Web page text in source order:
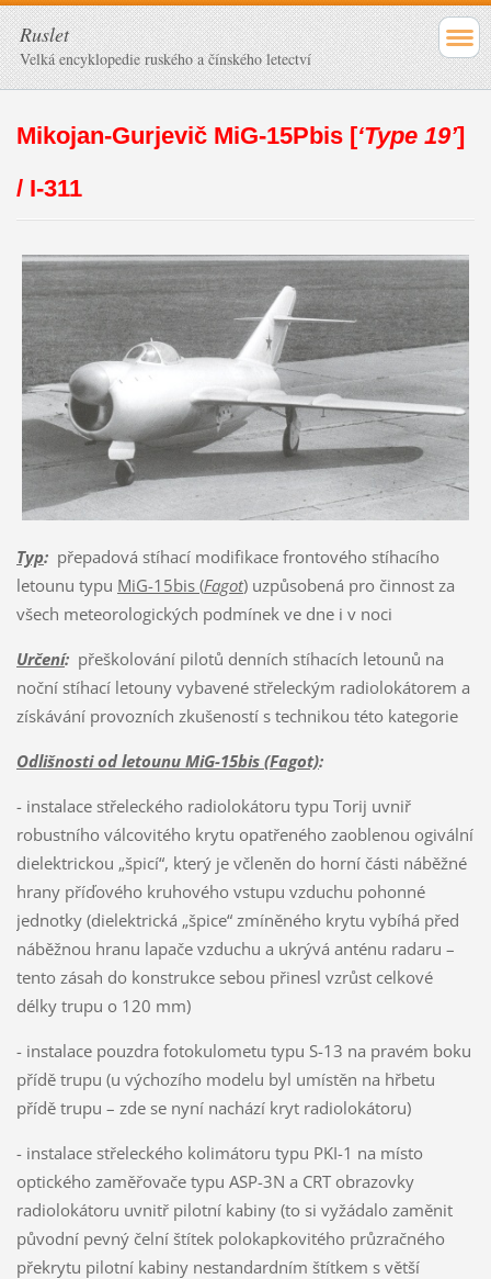
Ruslet
Velká encyklopedie ruského a čínského letectví
Mikojan-Gurjevič MiG-15Pbis [‘Type 19’]
/ I-311
Typ:přepadová stíhací modifikace frontového stíhacího
letounu typu MiG-15bis (Fagot)uzpůsobená pro činnost za
všech meteorologických podmínek ve dne i v noci
Určení:přeškolování pilotů denních stíhacích letounů na
noční stíhací letouny vybavené střeleckým radiolokátorem a
získávání provozních zkušeností s technikou této kategorie
Odlišnosti od letounu MiG-15bis (Fagot):
- instalace střeleckého radiolokátoru typu Torij uvniř
robustního válcovitého krytu opatřeného zaoblenou ogivální
dielektrickou „špicí“, který je včleněn do horní části náběžné
hrany příďového kruhového vstupu vzduchu pohonné
jednotky (dielektrická „špice“ zmíněného krytu vybíhá před
náběžnou hranu lapače vzduchu a ukrývá anténu radaru –
tento zásah do konstrukce sebou přinesl vzrůst celkové
délky trupu o 120 mm)
- instalace pouzdra fotokulometu typu S-13 na pravém boku
přídě trupu (u výchozího modelu byl umístěn na hřbetu
přídě trupu – zde se nyní nachází kryt radiolokátoru)
- instalace střeleckého kolimátoru typu PKI-1 na místo
optického zaměřovače typu ASP-3N a CRT obrazovky
radiolokátoru uvnitř pilotní kabiny (to si vyžádalo zaměnit
původní pevný čelní štítek polokapkovitého průzračného
překrytu pilotní kabiny nestandardním štítkem s větší